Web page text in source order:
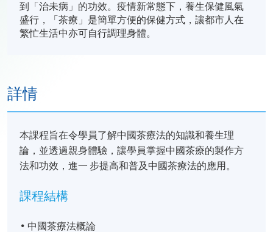
到「治未病」的功效。疫情新常態下，養生保健風氣
盛行，「茶療」是簡單方便的保健方式，讓都市人在
繁忙生活中亦可自行調理身體。
詳情
本課程旨在令學員了解中國茶療法的知識和養生理
論，並透過親身體驗，讓學員掌握中國茶療的製作方
法和功效，進一 步提高和普及中國茶療法的應用。
課程結構
中國茶療法概論